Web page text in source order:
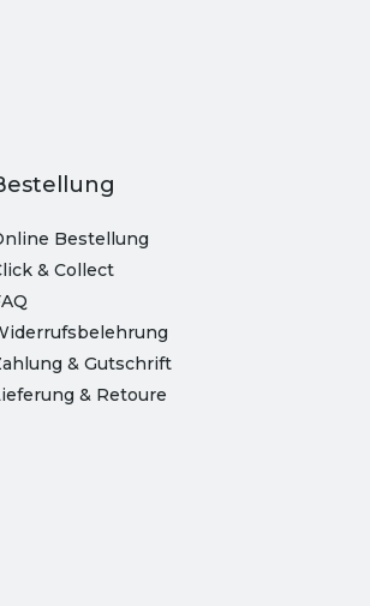
Bestellung
& Collect
& Gutschrift
& Retoure